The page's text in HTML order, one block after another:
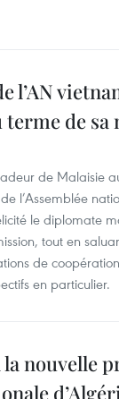
l’AN
terme de sa
de Malaisie
l’Assemblée
le diplomate
tout en
de
en particulier.
nouvelle